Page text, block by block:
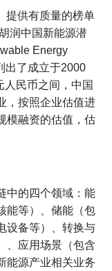
提供有质量的榜单
润中国新能源潜
Energy
出了成立于2000
民币之间，中国
，按照企业估值进
模融资的估值，估
中的四个领域：能
能等）、储能（包
设备等）、转换与
、应用场景（包含
能源产业相关业务